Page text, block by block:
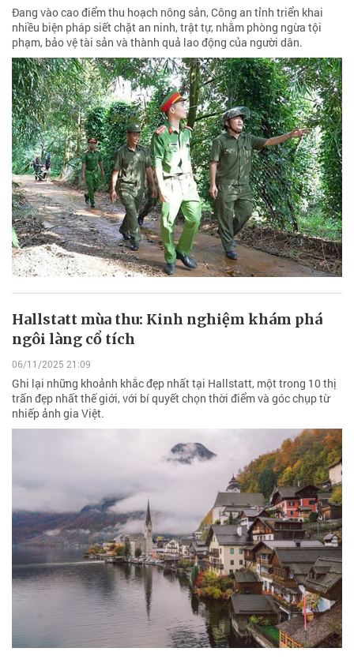
Đang vào cao điểm thu hoạch nông sản, Công an tỉnh triển khai
nhiều biện pháp siết chặt an ninh, trật tự, nhằm phòng ngừa tội
phạm, bảo vệ tài sản và thành quả lao động của người dân.
Hallstatt mùa thu: Kinh nghiệm khám phá
ngôi làng cổ tích
06/11/2025 21:09
Ghi lại những khoảnh khắc đẹp nhất tại Hallstatt, một trong 10 thị
trấn đẹp nhất thế giới, với bí quyết chọn thời điểm và góc chụp từ
nhiếp ảnh gia Việt.